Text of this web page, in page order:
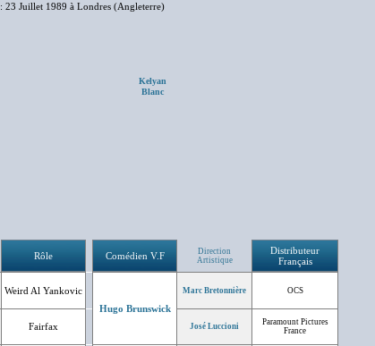
: 23 Juillet 1989 à Londres (Angleterre)
Kelyan
Blanc
Rôle Comédien V.F
Direction
Artistique
Distributeur
Français
Weird Al Yankovic
Hugo Brunswick
Marc Bretonnière OCS
Fairfax José Luccioni
Paramount Pictures
France